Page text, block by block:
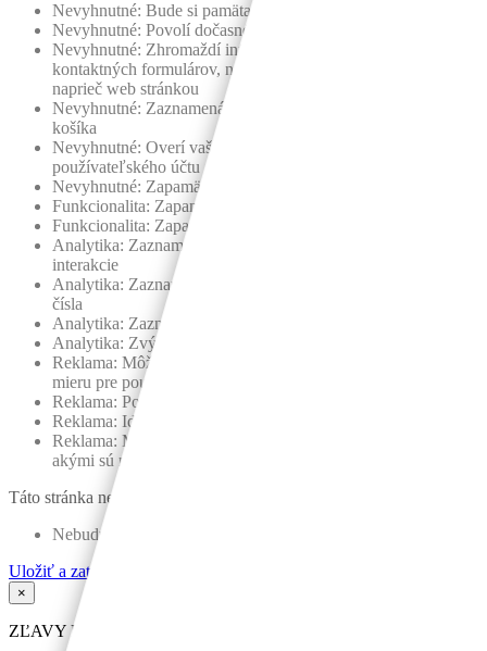
Nevyhnutné: Bude si pamätať nastavenia povelení cookies
Nevyhnutné: Povolí dočasné cookies
Nevyhnutné: Zhromaždí informácie, ktoré zadáte do
kontaktných formulárov, newslettrov a iných formulárov
naprieč web stránkou
Nevyhnutné: Zaznamená čo ste si vložili do nákupného
košíka
Nevyhnutné: Overí vaše prihlásenie do vášho
používateľského účtu
Nevyhnutné: Zapamätá si jazyk, ktorý ste si vybrali
Funkcionalita: Zapamätá si vaše nastavenia sociálnych médií
Funkcionalita: Zapamätá si vybraný región a krajinu
Analytika: Zaznamená navštívené stránky a uskutočnené
interakcie
Analytika: Zaznamená vašu polohu a región na základe IP
čísla
Analytika: Zaznamená čas strávený na podstránke
Analytika: Zvýši kvalitu dát pre štatistické zistenia a funkcie
Reklama: Môže používať informácie pre reklamné účely na
mieru pre používateľa spolu s tretími stranami
Reklama: Povolí vám spojenie so sociálnymi sieťami
Reklama: Identifikuje zariadenie, ktoré používate
Reklama: Môže zbierať osobné identifikačné informácie
akými sú meno a poloha
Táto stránka nebude
Nebudú si pamätať vaše prihlasovacie údaje
Uložiť a zatvoriť
×
ZĽAVY NA DOMY 5000 - 8000eur